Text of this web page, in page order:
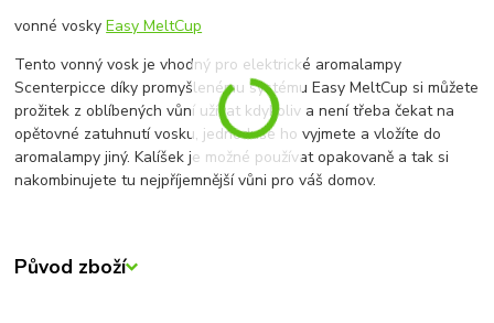
vonné voskyEasy MeltCup
Tento vonný vosk je vhodný pro elektrické aromalampy
Scenterpicce díky promyšlenému systému Easy MeltCup si můžete
prožitek z oblíbených vůní užívat kdykoliv a není třeba čekat na
opětovné zatuhnutí vosku, jednoduše ho vyjmete a vložíte do
aromalampy jiný. Kalíšek je možné používat opakovaně a tak si
nakombinujete tu nejpříjemnější vůni pro váš domov.
Původ zboží